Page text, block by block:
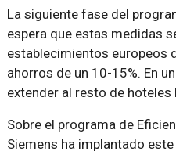
La siguiente fase del
espera que estas medidas
establecimientos europeos
ahorros de un 10-15%. En
extender al resto de
Sobre el programa de
Siemens ha implantado